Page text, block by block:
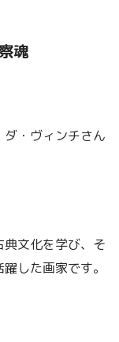
魂
・ヴィンチさん
文化を学び、そ
した画家です。